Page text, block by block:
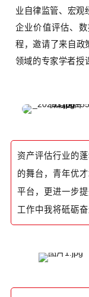
业自律监管、宏观
企业价值评估、
程，邀请了来自政
领域的专家学者授
资产评估行业的
的舞台，青年优
平台，更进一步
工作中我将砥砺